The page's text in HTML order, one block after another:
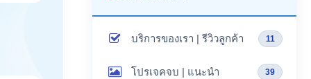
บริการของเรา | รีวิวลูกค้า 11
โปรเจคจบ | แนะนำ 39